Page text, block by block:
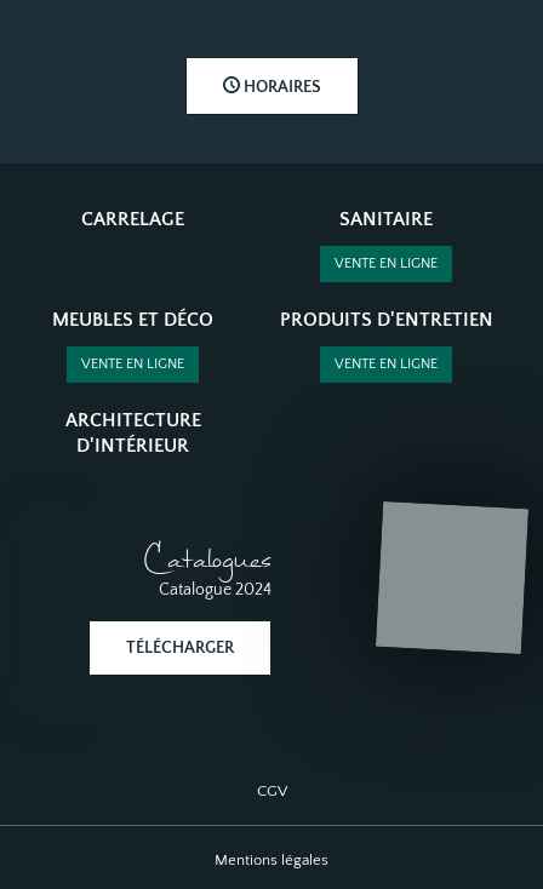
HORAIRES
CARRELAGE SANITAIRE
VENTE EN LIGNE
MEUBLES ET DÉCO
VENTE EN LIGNE
PRODUITS D'ENTRETIEN
VENTE EN LIGNE
ARCHITECTURE
D'INTÉRIEUR
Catalogues
Catalogue 2024
TÉLÉCHARGER
CGV
Mentions légales